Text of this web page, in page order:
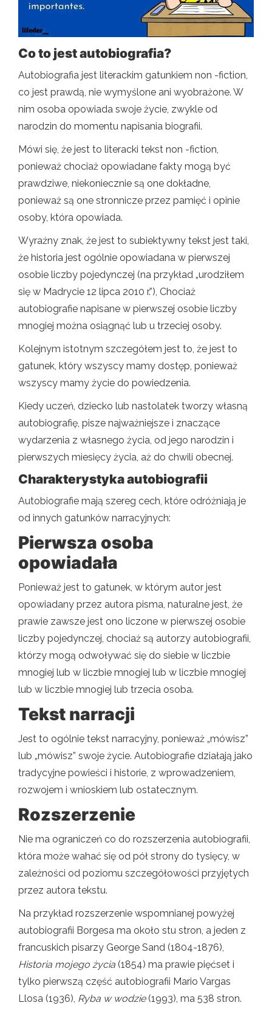
Co to jest autobiografia?
Autobiografia jest literackim gatunkiem non -fiction,
co jest prawdą, nie wymyślone ani wyobrażone. W
nim osoba opowiada swoje życie, zwykle od
narodzin do momentu napisania biografii.
Mówi się, że jest to literacki tekst non -fiction,
ponieważ chociaż opowiadane fakty mogą być
prawdziwe, niekoniecznie są one dokładne,
ponieważ są one stronnicze przez pamięć i opinie
osoby, która opowiada.
Wyraźny znak, że jest to subiektywny tekst jest taki,
że historia jest ogólnie opowiadana w pierwszej
osobie liczby pojedynczej (na przykład „urodziłem
się w Madrycie 12 lipca 2010 r.”), Chociaż
autobiografie napisane w pierwszej osobie liczby
mnogiej można osiągnąć lub u trzeciej osoby.
Kolejnym istotnym szczegółem jest to, że jest to
gatunek, który wszyscy mamy dostęp, ponieważ
wszyscy mamy życie do powiedzenia.
Kiedy uczeń, dziecko lub nastolatek tworzy własną
autobiografię, pisze najważniejsze i znaczące
wydarzenia z własnego życia, od jego narodzin i
pierwszych miesięcy życia, aż do chwili obecnej.
Charakterystyka autobiografii
Autobiografie mają szereg cech, które odróżniają je
od innych gatunków narracyjnych:
Pierwsza osoba
opowiadała
Ponieważ jest to gatunek, w którym autor jest
opowiadany przez autora pisma, naturalne jest, że
prawie zawsze jest ono liczone w pierwszej osobie
liczby pojedynczej, chociaż są autorzy autobiografii,
którzy mogą odwoływać się do siebie w liczbie
mnogiej lub w liczbie mnogiej lub w liczbie mnogiej
lub w liczbie mnogiej lub trzecia osoba.
Tekst narracji
Jest to ogólnie tekst narracyjny, ponieważ „mówisz”
lub „mówisz” swoje życie. Autobiografie działają jako
tradycyjne powieści i historie, z wprowadzeniem,
rozwojem i wnioskiem lub ostatecznym.
Rozszerzenie
Nie ma ograniczeń co do rozszerzenia autobiografii,
która może wahać się od pół strony do tysięcy, w
zależności od poziomu szczegółowości przyjętych
przez autora tekstu.
Na przykład rozszerzenie wspomnianej powyżej
autobiografii Borgesa ma około stu stron, a jeden z
francuskich pisarzy George Sand (1804-1876),
Historia mojego życia (1854) ma prawie pięćset i
tylko pierwszą część autobiografii Mario Vargas
Llosa (1936), Ryba w wodzie(1993), ma 538 stron.